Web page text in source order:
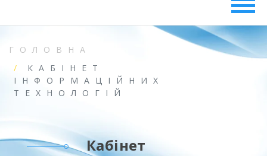
ГОЛОВНА
КАБІНЕТ
ІНФОРМАЦІЙНИХ
ТЕХНОЛОГІЙ
Кабінет